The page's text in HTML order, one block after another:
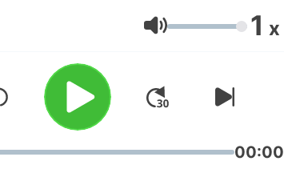
iNTEL is your next generation
DJ. Mixing and scratching his
established himself as a highly
requested mix master. iNTEL's
signature mixes and mashups
have earned him not 1 but 3
Volumen 1 x
00:00